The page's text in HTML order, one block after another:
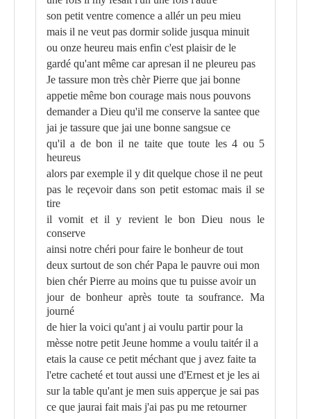
son petit ventre comence a allér un peu mieu
mais il ne veut pas dormir solide jusqua minuit
ou onze heureu mais enfin c'est plaisir de le
gardé qu'ant même car apresan il ne pleureu pas
Je tassure mon très chèr Pierre que jai bonne
appetie même bon courage mais nous pouvons
demander a Dieu qu'il me conserve la santee que
jai je tassure que jai une bonne sangsue ce
qu'il a de bon il ne taite que toute les 4 ou 5
heureus
alors par exemple il y dit quelque chose il ne peut
pas le reçevoir dans son petit estomac mais il se
tire
il vomit et il y revient le bon Dieu nous le
conserve
ainsi notre chéri pour faire le bonheur de tout
deux surtout de son chér Papa le pauvre oui mon
bien chér Pierre au moins que tu puisse avoir un
jour de bonheur après toute ta soufrance. Ma
journé
de hier la voici qu'ant j ai voulu partir pour la
mèsse notre petit Jeune homme a voulu taitér il a
etais la cause ce petit méchant que j avez faite ta
l'etre cacheté et tout aussi une d'Ernest et je les ai
sur la table qu'ant je men suis apperçue je sai pas
ce que jaurai fait mais j'ai pas pu me retourner